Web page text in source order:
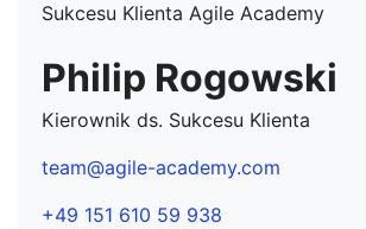
Philip Rogowski
Kierownik ds. Sukcesu Klienta
team@agile-academy.com
+49 151 610 59 938